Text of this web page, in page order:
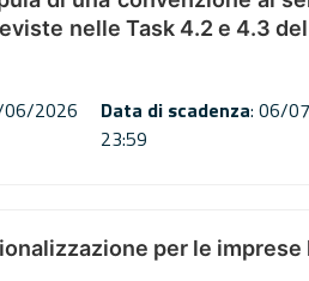
nelle Task 4.2 e 4.3 del
06/2026
Data di scadenza: 06/
23:59
per le imprese